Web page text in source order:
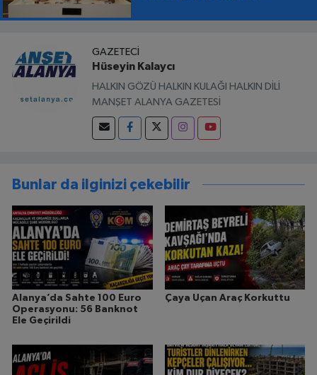
GAZETECI
Hüseyin Kalaycı
HALKIN GÖZÜ HALKIN KULAĞI HALKIN DİLİ
MANŞET ALANYA GAZETESİ
Bunlar da ilginizi çekebilir
Alanya’da Sahte 100 Euro
Operasyonu: 56 Banknot
Ele Geçirildi
Çaya Uçan Araç Korkuttu